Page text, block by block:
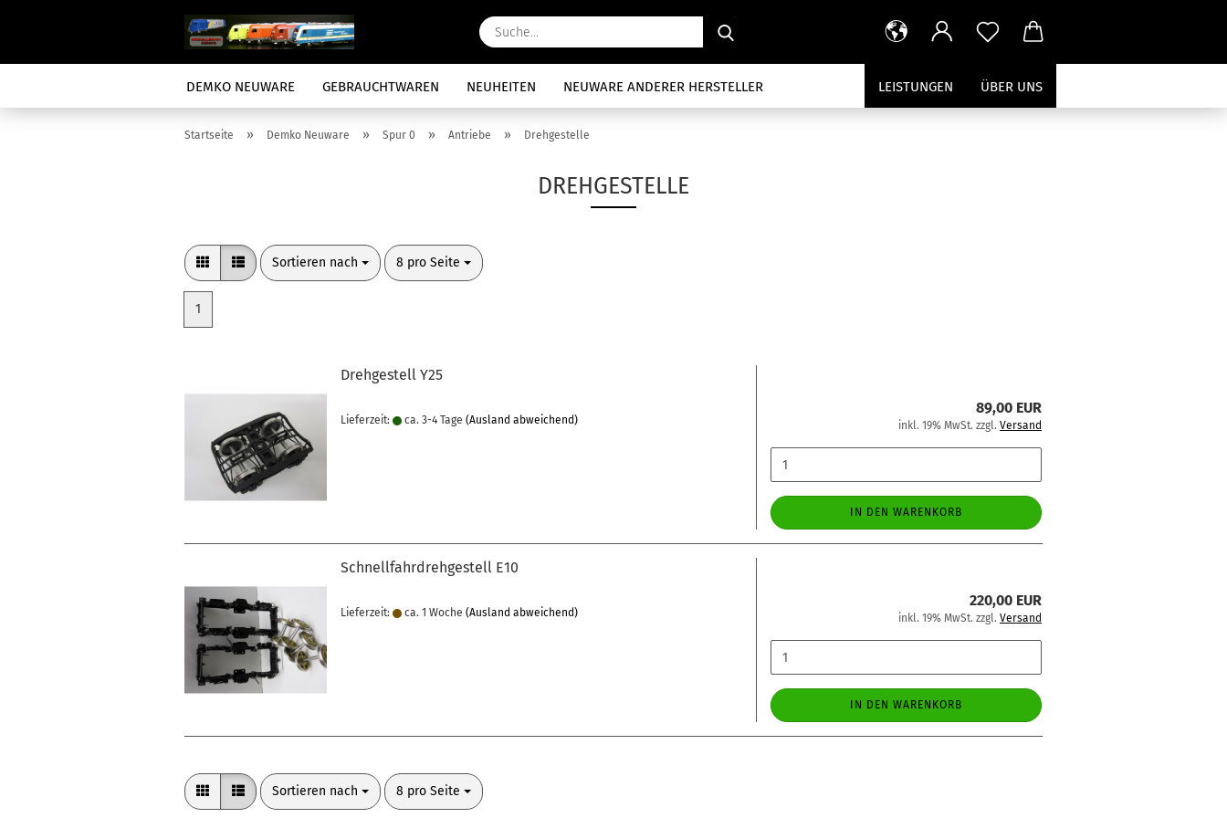
DEMKO NEUWARE GEBRAUCHTWAREN NEUHEITEN NEUWARE ANDERER HERSTELLER LEISTUNGEN ÜBER UNS
Startseite » Demko Neuware » Spur 0 » Antriebe » Drehgestelle
DREHGESTELLE
Sortieren nach
Sortieren nach 8 pro Seite
pro Seite
1
Drehgestell Y25
Lieferzeit: ca. 3-4 Tage (Ausland abweichend)
89,00 EUR
inkl. 19% MwSt. zzgl. Versand
IN DEN WARENKORB
Schnellfahrdrehgestell E10
Lieferzeit: ca. 1 Woche (Ausland abweichend)
220,00 EUR
inkl. 19% MwSt. zzgl. Versand
IN DEN WARENKORB
Sortieren nach
Sortieren nach 8 pro Seite
pro Seite